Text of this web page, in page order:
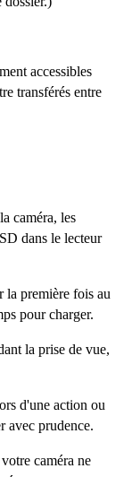
accessibles
transférés entre
caméra, les
dans le lecteur
la première fois au
pour charger.
la prise de vue,
d'une action ou
avec prudence.
caméra ne